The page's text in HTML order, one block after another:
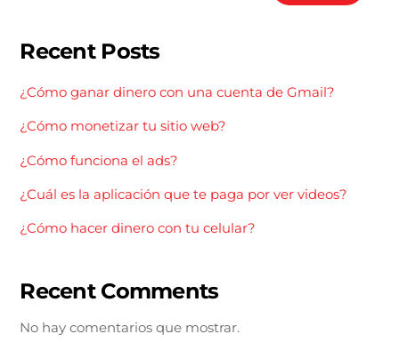
Recent Posts
¿Cómo ganar dinero con una cuenta de Gmail?
¿Cómo monetizar tu sitio web?
¿Cómo funciona el ads?
¿Cuál es la aplicación que te paga por ver videos?
¿Cómo hacer dinero con tu celular?
Recent Comments
No hay comentarios que mostrar.